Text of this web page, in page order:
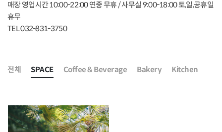
매장 영업시간 10:00-22:00 연중 무휴 / 사무실 9:00-18:00 토,일,공휴일
휴무
TEL 032-831-3750
전체 SPACE Coffee & Beverage Bakery Kitchen